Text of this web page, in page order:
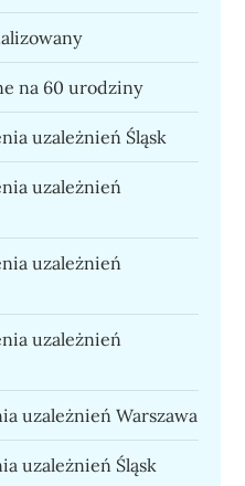
na 60 urodziny
uzależnień Śląsk
uzależnień
uzależnień
uzależnień
uzależnień Warszawa
uzależnień Śląsk